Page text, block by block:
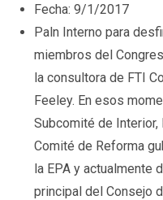
Fecha: 9/1/2017
Paln Interno para
miembros del
la consultora de FTI
Feeley. En esos
Subcomité de
Comité de Reforma
la EPA y actualmente
principal del Consejo